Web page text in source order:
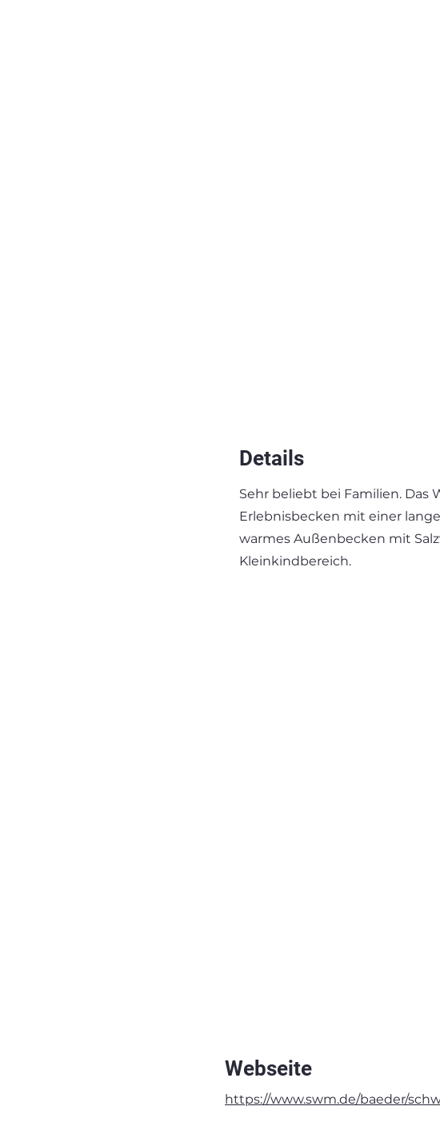
Details
Sehr beliebt bei Familien. Das
Erlebnisbecken mit einer
warmes Außenbecken mit
Kleinkindbereich.
Webseite
https://www.swm.de/baeder/